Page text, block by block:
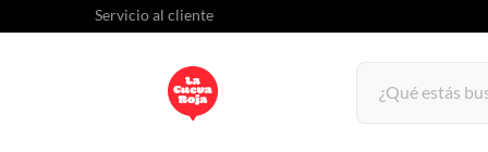
Servicio al cliente